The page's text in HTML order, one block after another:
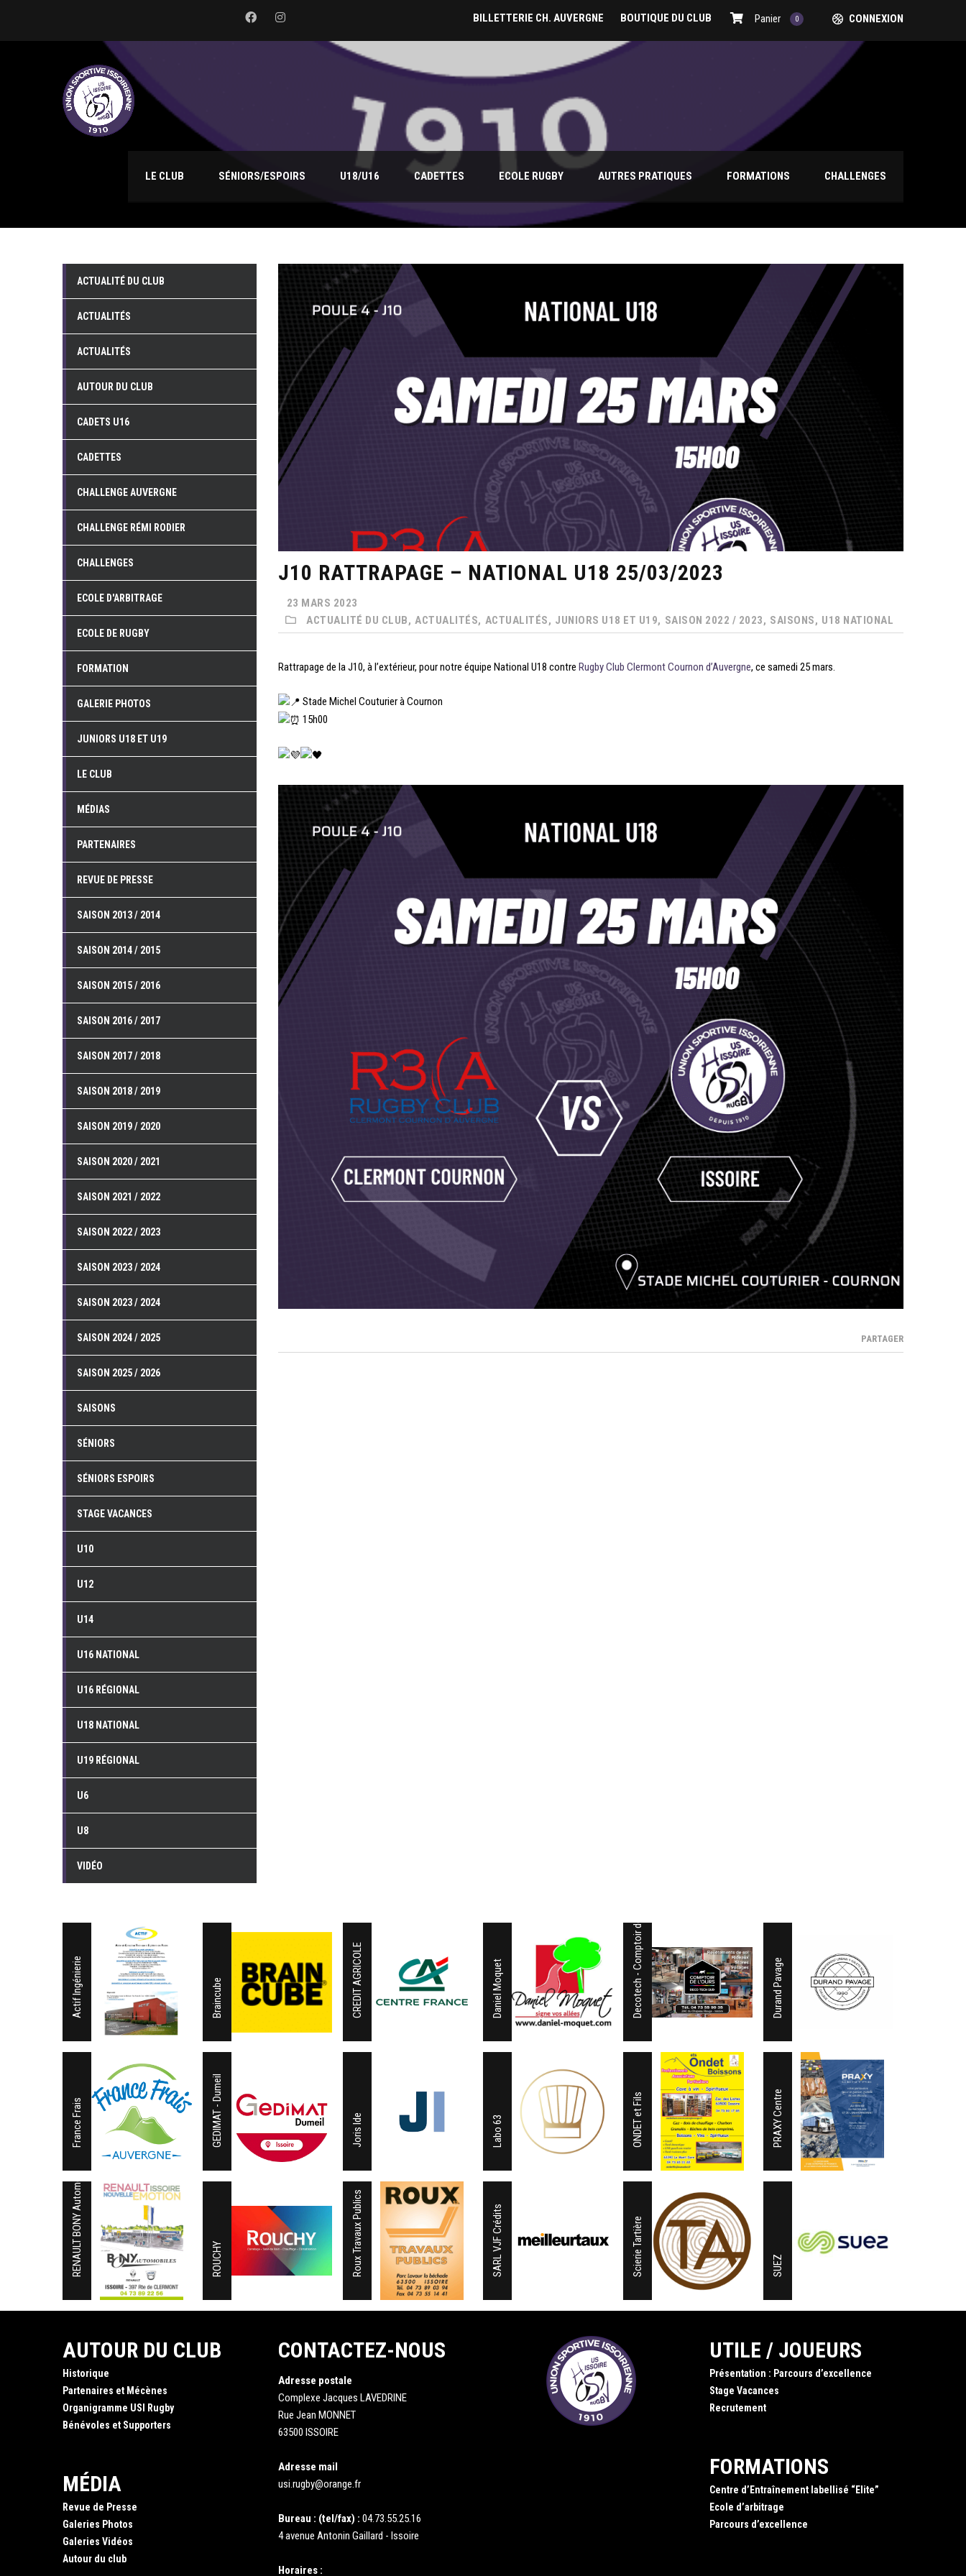
BILLETTERIE CH. AUVERGNE BOUTIQUE DU CLUB Panier 0 CONNEXION
LE CLUB SÉNIORS/ESPOIRS U18/U16 CADETTES ECOLE RUGBY AUTRES PRATIQUES FORMATIONS CHALLENGES
J10 RATTRAPAGE – NATIONAL U18 25/03/2023
23 MARS 2023
ACTUALITÉ DU CLUB, ACTUALITÉS, ACTUALITÉS, JUNIORS U18 ET U19, SAISON 2022 / 2023, SAISONS, U18 NATIONAL
Rattrapage de la J10, à l’extérieur, pour notre équipe National U18 contre Rugby Club Clermont Cournon d’Auvergne, ce samedi 25 mars.
Stade Michel Couturier à Cournon
15h00
PARTAGER
ACTUALITÉ DU CLUB
ACTUALITÉS
ACTUALITÉS
AUTOUR DU CLUB
CADETS U16
CADETTES
CHALLENGE AUVERGNE
CHALLENGE RÉMI RODIER
CHALLENGES
ECOLE D'ARBITRAGE
ECOLE DE RUGBY
FORMATION
GALERIE PHOTOS
JUNIORS U18 ET U19
LE CLUB
MÉDIAS
PARTENAIRES
REVUE DE PRESSE
SAISON 2013 / 2014
SAISON 2014 / 2015
SAISON 2015 / 2016
SAISON 2016 / 2017
SAISON 2017 / 2018
SAISON 2018 / 2019
SAISON 2019 / 2020
SAISON 2020 / 2021
SAISON 2021 / 2022
SAISON 2022 / 2023
SAISON 2023 / 2024
SAISON 2023 / 2024
SAISON 2024 / 2025
SAISON 2025 / 2026
SAISONS
SÉNIORS
SÉNIORS ESPOIRS
STAGE VACANCES
U10
U12
U14
U16 NATIONAL
U16 RÉGIONAL
U18 NATIONAL
U19 RÉGIONAL
U6
U8
VIDÉO
Actif Ingénierie Braincube CREDIT AGRICOLE Daniel Moquet Decotech - Comptoir de l'Ours Durand Pavage
France Frais GEDIMAT - Dumeil Joris Ide Labo 63 ONDET et Fils PRAXY Centre
RENAULT BONY Automobiles Issoire ROUCHY Roux Travaux Publics SARL VJF Crédits Scierie Tartière SUEZ
AUTOUR DU CLUB
Historique
Partenaires et Mécènes
Organigramme USI Rugby
Bénévoles et Supporters
MÉDIA
Revue de Presse
Galeries Photos
Galeries Vidéos
Autour du club
CONTACTEZ-NOUS
Adresse postale
Complexe Jacques LAVEDRINE
Rue Jean MONNET
63500 ISSOIRE
Adresse mail
usi.rugby@orange.fr
Bureau : (tel/fax) : 04.73.55.25.16
4 avenue Antonin Gaillard - Issoire
Horaires :
UTILE / JOUEURS
Présentation : Parcours d’excellence
Stage Vacances
Recrutement
FORMATIONS
Centre d’Entraînement labellisé “Elite”
Ecole d’arbitrage
Parcours d’excellence